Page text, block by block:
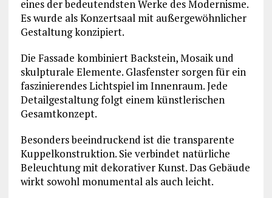
eines der bedeutendsten Werke des Modernisme.
Es wurde als Konzertsaal mit außergewöhnlicher
Gestaltung konzipiert.
Die Fassade kombiniert Backstein, Mosaik und
skulpturale Elemente. Glasfenster sorgen für ein
faszinierendes Lichtspiel im Innenraum. Jede
Detailgestaltung folgt einem künstlerischen
Gesamtkonzept.
Besonders beeindruckend ist die transparente
Kuppelkonstruktion. Sie verbindet natürliche
Beleuchtung mit dekorativer Kunst. Das Gebäude
wirkt sowohl monumental als auch leicht.